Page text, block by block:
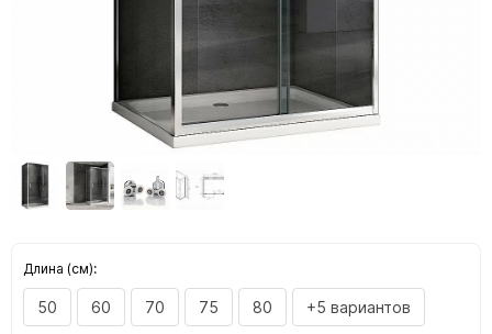
Длина (см):
50 60 70 75 80 +5 вариантов